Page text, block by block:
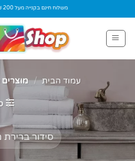
to
content
משלוח חינם בקנייה מעל 200 ₪ אספקה עד
עמוד הבית / מוצרים